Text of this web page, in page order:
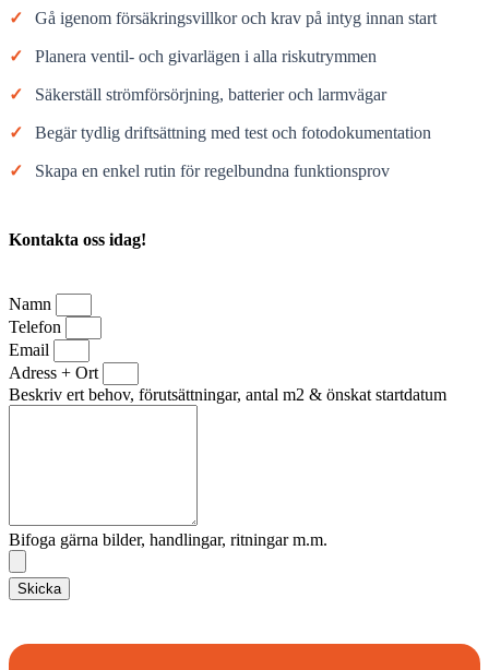
✓ Gå igenom försäkringsvillkor och krav på intyg innan start
✓ Planera ventil- och givarlägen i alla riskutrymmen
✓ Säkerställ strömförsörjning, batterier och larmvägar
✓ Begär tydlig driftsättning med test och fotodokumentation
✓ Skapa en enkel rutin för regelbundna funktionsprov
Kontakta oss idag!
Namn
Telefon
Email
Adress + Ort
Beskriv ert behov, förutsättningar, antal m2 & önskat startdatum
Bifoga gärna bilder, handlingar, ritningar m.m.
Skicka